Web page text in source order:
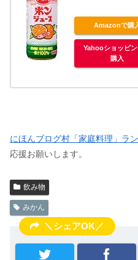
Amazonで購
Yahooショッピ
購入
にほんブログ村「家庭料理」ラ
応援お願いします。
飲み物
みかん
＼シェアOK／